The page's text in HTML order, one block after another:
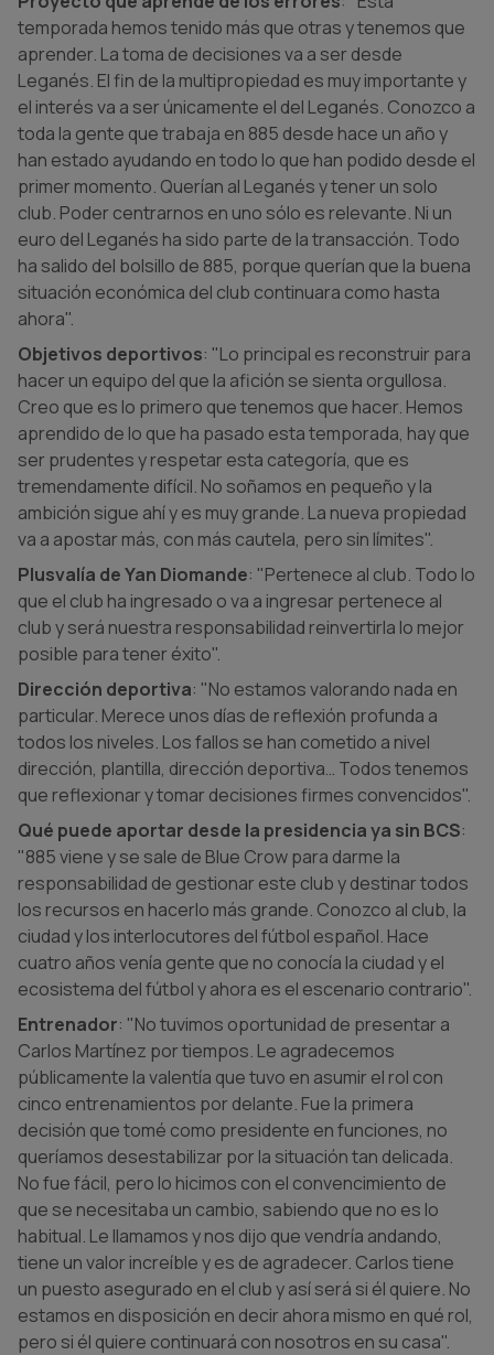
temporada hemos tenido más que otras y tenemos que
aprender. La toma de decisiones va a ser desde
Leganés. El fin de la multipropiedad es muy importante y
el interés va a ser únicamente el del Leganés. Conozco a
toda la gente que trabaja en 885 desde hace un año y
han estado ayudando en todo lo que han podido desde el
primer momento. Querían al Leganés y tener un solo
club. Poder centrarnos en uno sólo es relevante. Ni un
euro del Leganés ha sido parte de la transacción. Todo
ha salido del bolsillo de 885, porque querían que la buena
situación económica del club continuara como hasta
ahora".
Objetivos deportivos: "Lo principal es reconstruir para
hacer un equipo del que la afición se sienta orgullosa.
Creo que es lo primero que tenemos que hacer. Hemos
aprendido de lo que ha pasado esta temporada, hay que
ser prudentes y respetar esta categoría, que es
tremendamente difícil. No soñamos en pequeño y la
ambición sigue ahí y es muy grande. La nueva propiedad
va a apostar más, con más cautela, pero sin límites".
Plusvalía de Yan Diomande: "Pertenece al club. Todo lo
que el club ha ingresado o va a ingresar pertenece al
club y será nuestra responsabilidad reinvertirla lo mejor
posible para tener éxito".
Dirección deportiva: "No estamos valorando nada en
particular. Merece unos días de reflexión profunda a
todos los niveles. Los fallos se han cometido a nivel
dirección, plantilla, dirección deportiva… Todos tenemos
que reflexionar y tomar decisiones firmes convencidos".
Qué puede aportar desde la presidencia ya sin BCS:
"885 viene y se sale de Blue Crow para darme la
responsabilidad de gestionar este club y destinar todos
los recursos en hacerlo más grande. Conozco al club, la
ciudad y los interlocutores del fútbol español. Hace
cuatro años venía gente que no conocía la ciudad y el
ecosistema del fútbol y ahora es el escenario contrario".
Entrenador: "No tuvimos oportunidad de presentar a
Carlos Martínez por tiempos. Le agradecemos
públicamente la valentía que tuvo en asumir el rol con
cinco entrenamientos por delante. Fue la primera
decisión que tomé como presidente en funciones, no
queríamos desestabilizar por la situación tan delicada.
No fue fácil, pero lo hicimos con el convencimiento de
que se necesitaba un cambio, sabiendo que no es lo
habitual. Le llamamos y nos dijo que vendría andando,
tiene un valor increíble y es de agradecer. Carlos tiene
un puesto asegurado en el club y así será si él quiere. No
estamos en disposición en decir ahora mismo en qué rol,
pero si él quiere continuará con nosotros en su casa".